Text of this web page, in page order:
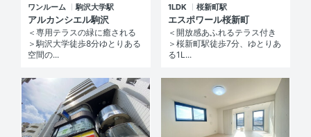
ワンルーム 駒沢大学駅
アルカンシエル駒沢
＜専用テラスの緑に癒される
＞駒沢大学徒歩8分ゆとりある
空間の...
1LDK 桜新町駅
エスポワール桜新町
＜開放感あふれるテラス付き
＞桜新町駅徒歩7分、ゆとりあ
る1L...